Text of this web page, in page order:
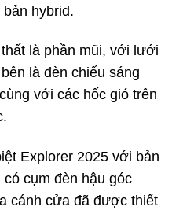
hybrid.
là phần mũi, với lưới
là đèn chiếu sáng
với các hốc gió trên
Explorer 2025 với bản
cụm đèn hậu góc
cánh cửa đã được thiết